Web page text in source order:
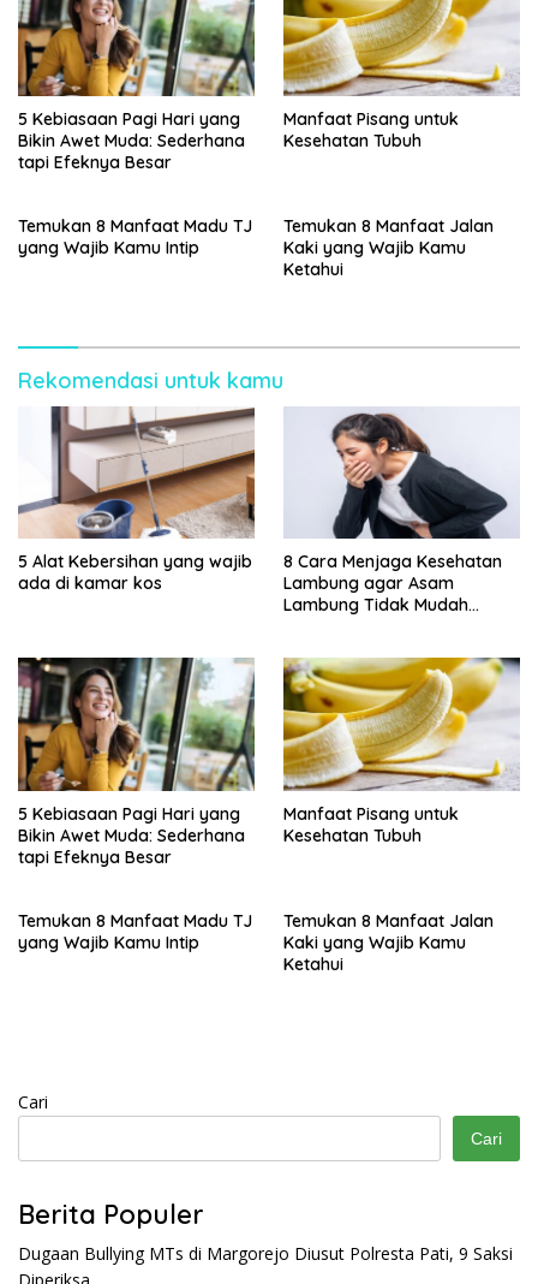
5 Kebiasaan Pagi Hari yang
Bikin Awet Muda: Sederhana
tapi Efeknya Besar
Manfaat Pisang untuk
Kesehatan Tubuh
Temukan 8 Manfaat Madu TJ
yang Wajib Kamu Intip
Temukan 8 Manfaat Jalan
Kaki yang Wajib Kamu
Ketahui
Rekomendasi untuk kamu
5 Alat Kebersihan yang wajib
ada di kamar kos
8 Cara Menjaga Kesehatan
Lambung agar Asam
Lambung Tidak Mudah
5 Kebiasaan Pagi Hari yang
Bikin Awet Muda: Sederhana
tapi Efeknya Besar
Manfaat Pisang untuk
Kesehatan Tubuh
Temukan 8 Manfaat Madu TJ
yang Wajib Kamu Intip
Temukan 8 Manfaat Jalan
Kaki yang Wajib Kamu
Ketahui
Cari
Cari
Berita Populer
Dugaan Bullying MTs di Margorejo Diusut Polresta Pati, 9 Saksi